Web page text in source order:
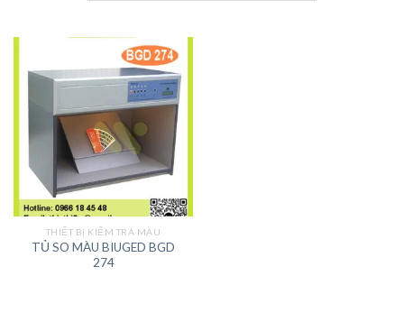
THIẾT BỊ KIỂM TRA MÀU
TỦ SO MÀU BIUGED BGD
274